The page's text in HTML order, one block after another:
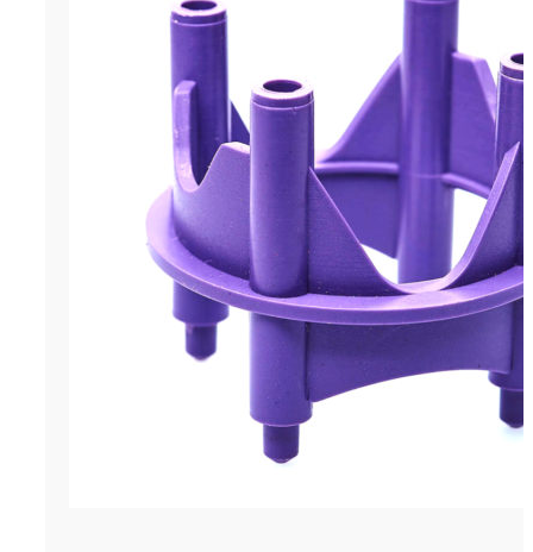
Фиксатор арматуры
мм - пластиковый фиксатор в
использующийся для
большом расстоянии . Толщина
слоя 95, 105 мм. Данный
элемент подходит для
мм. Продаётся кратно
ОСТАВИТЬ ЗАЯВКУ